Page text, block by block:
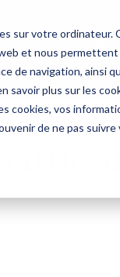
sur votre ordinateur.
et nous
de navigation, ainsi
savoir plus sur les
cookies, vos
de ne pas